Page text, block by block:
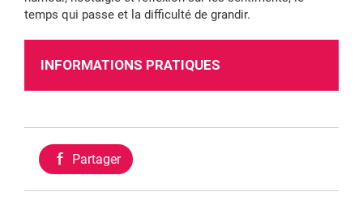
temps qui passe et la difficulté de grandir.
INFORMATIONS PRATIQUES
Partager